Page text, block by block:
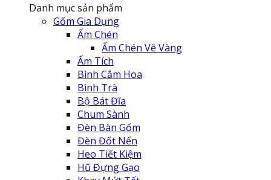
từ
11.880.000 ₫
Danh mục sản phẩm
Gốm Gia Dụng
Ấm Chén
Ấm Chén Vẽ Vàng
Ấm Tích
Bình Cắm Hoa
Bình Trà
Bộ Bát Đĩa
Chum Sành
Đèn Bàn Gốm
Đèn Đốt Nến
Heo Tiết Kiệm
Hũ Đựng Gạo